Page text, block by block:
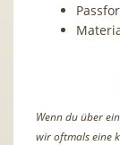
Wenn du über
wir oftmals eine